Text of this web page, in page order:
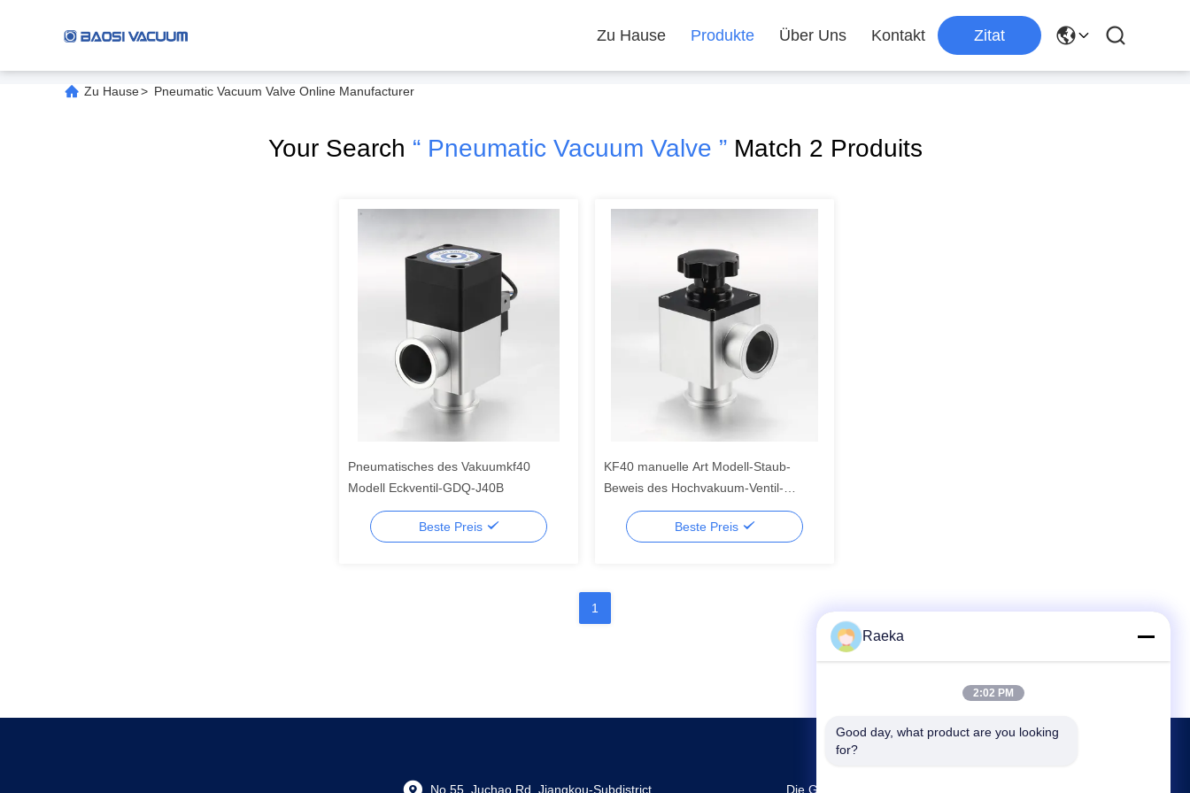
Zu Hause Produkte Über Uns Kontakt Zitat
Zu Hause> Pneumatic Vacuum Valve Online Manufacturer
Your Search “ Pneumatic Vacuum Valve ”Match 2 Produits
Pneumatisches des Vakuumkf40
Modell Eckventil-GDQ-J40B
Beste Preis
KF40 manuelle Art Modell-Staub-
Beweis des Hochvakuum-Ventil-
Vakuumeckventil-GD-J40B
Beste Preis
1
No.55, Juchao Rd, Jiangkou-Subdistrict, Die Größte FuE- Und Produktionsstätte Rotary
Raeka
2:02 PM
Good day, what product are you looking
for?